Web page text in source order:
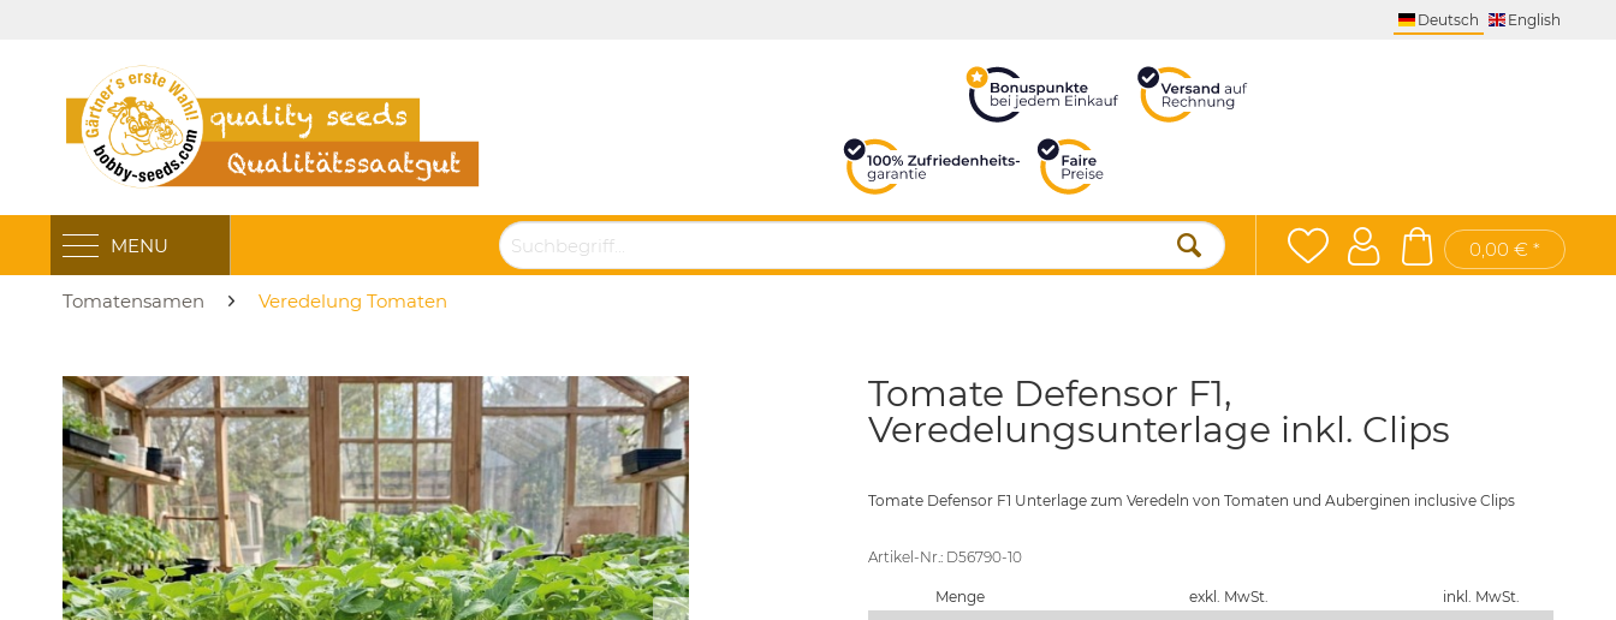
Deutsch English
MENU 0,00 € *
Tomatensamen Veredelung Tomaten
Tomate Defensor F1,
Veredelungsunterlage inkl. Clips
Tomate Defensor F1 Unterlage zum Veredeln von Tomaten und Auberginen inclusive Clips
Artikel-Nr.: D56790-10
Menge exkl. MwSt. inkl. MwSt.